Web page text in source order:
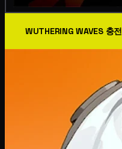
WUTHERING WAVES 충전